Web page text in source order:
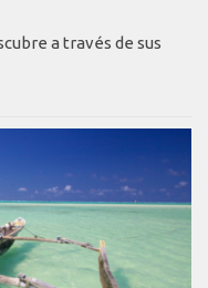
a través de sus